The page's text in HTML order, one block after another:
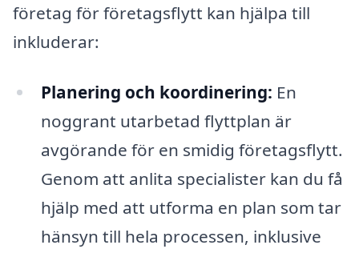
företag för företagsflytt kan hjälpa till
inkluderar:
Planering och koordinering: En
noggrant utarbetad flyttplan är
avgörande för en smidig företagsflytt.
Genom att anlita specialister kan du få
hjälp med att utforma en plan som tar
hänsyn till hela processen, inklusive